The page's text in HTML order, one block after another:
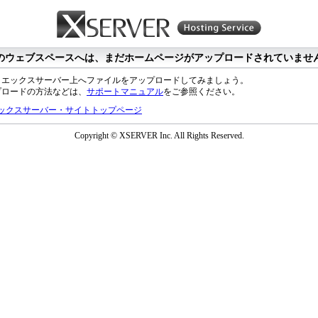
ウェブスペースへは、まだホームページがアップロードされていませ
ックスサーバー上へファイルをアップロードしてみましょう。
ードの方法などは、 サポートマニュアルをご参照ください。
クスサーバー・サイトトップページ
Copyright © XSERVER Inc. All Rights Reserved.